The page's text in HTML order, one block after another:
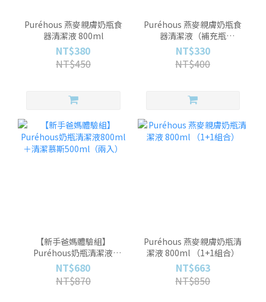
Puréhous 燕麥親膚奶瓶食
器清潔液 800ml
NT$380
NT$450
Puréhous 燕麥親膚奶瓶食
器清潔液（補充瓶
800ml）
NT$330
NT$400
【新手爸媽體驗組】
Puréhous奶瓶清潔液
800ml＋清潔慕斯
500ml（兩入）
NT$680
NT$870
Puréhous 燕麥親膚奶瓶清
潔液 800ml （1+1組合）
NT$663
NT$850